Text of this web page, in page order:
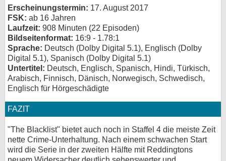
Erscheinungstermin: 17. August 2017
FSK: ab 16 Jahren
Laufzeit: 908 Minuten (22 Episoden)
Bildseitenformat: 16:9 - 1.78:1
Sprache: Deutsch (Dolby Digital 5.1), Englisch (Dolby
Digital 5.1), Spanisch (Dolby Digital 5.1)
Untertitel: Deutsch, Englisch, Spanisch, Hindi, Türkisch,
Arabisch, Finnisch, Dänisch, Norwegisch, Schwedisch,
Englisch für Hörgeschädigte
FAZIT
"The Blacklist" bietet auch noch in Staffel 4 die meiste Zeit
nette Crime-Unterhaltung. Nach einem schwachen Start
wird die Serie in der zweiten Hälfte mit Reddingtons